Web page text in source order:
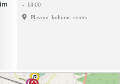
- 18:00
Pļaviņu kultūras centrs